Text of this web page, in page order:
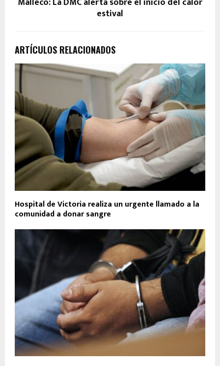
estival
ARTÍCULOS RELACIONADOS
Hospital de Victoria realiza un urgente llamado a la
comunidad a donar sangre